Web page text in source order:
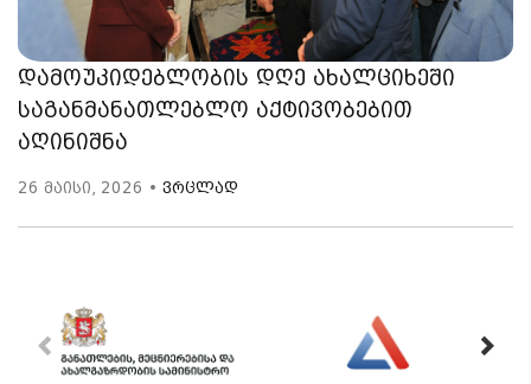
დამოუკიდებლობის დღე ახალციხეში
საგანმანათლებლო აქტივობებით
აღინიშნა
26 მაისი, 2026 • ვრცლად